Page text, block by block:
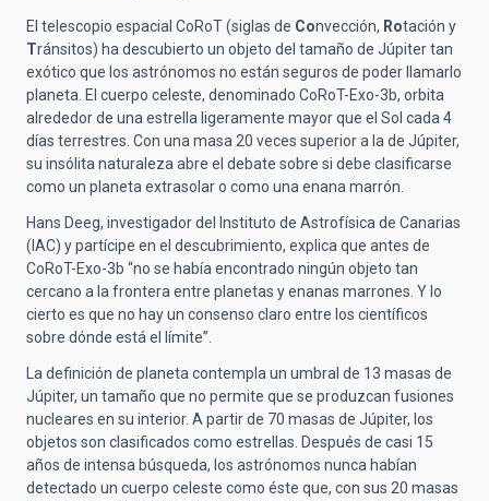
El telescopio espacial CoRoT (siglas de Convección, Rotación y
Tránsitos) ha descubierto un objeto del tamaño de Júpiter tan
exótico que los astrónomos no están seguros de poder llamarlo
planeta. El cuerpo celeste, denominado CoRoT-Exo-3b, orbita
alrededor de una estrella ligeramente mayor que el Sol cada 4
días terrestres. Con una masa 20 veces superior a la de Júpiter,
su insólita naturaleza abre el debate sobre si debe clasificarse
como un planeta extrasolar o como una enana marrón.
Hans Deeg, investigador del Instituto de Astrofísica de Canarias
(IAC) y partícipe en el descubrimiento, explica que antes de
CoRoT-Exo-3b “no se había encontrado ningún objeto tan
cercano a la frontera entre planetas y enanas marrones. Y lo
cierto es que no hay un consenso claro entre los científicos
sobre dónde está el límite”.
La definición de planeta contempla un umbral de 13 masas de
Júpiter, un tamaño que no permite que se produzcan fusiones
nucleares en su interior. A partir de 70 masas de Júpiter, los
objetos son clasificados como estrellas. Después de casi 15
años de intensa búsqueda, los astrónomos nunca habían
detectado un cuerpo celeste como éste que, con sus 20 masas